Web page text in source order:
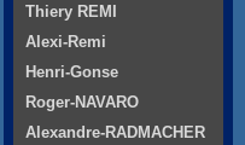
Thiery REMI
Alexi-Remi
Henri-Gonse
Roger-NAVARO
Alexandre-RADMACHER